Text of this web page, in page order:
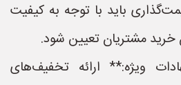
باید با توجه به کیفیت
خرید مشتریان تعیین شود.
ویژه:** ارائه تخفیف‌های